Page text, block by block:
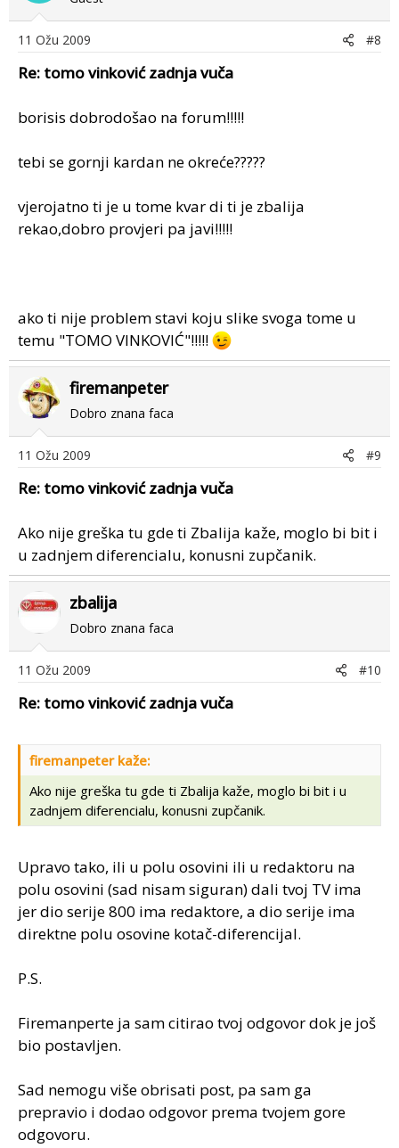
11 Ožu 2009 #8
Re: tomo vinković zadnja vuča
borisis dobrodošao na forum!!!!!
tebi se gornji kardan ne okreće?????
vjerojatno ti je u tome kvar di ti je zbalija
rekao,dobro provjeri pa javi!!!!!
ako ti nije problem stavi koju slike svoga tome u
temu "TOMO VINKOVIĆ"!!!!!
firemanpeter
Dobro znana faca
11 Ožu 2009 #9
Re: tomo vinković zadnja vuča
Ako nije greška tu gde ti Zbalija kaže, moglo bi bit i
u zadnjem diferencialu, konusni zupčanik.
zbalija
Dobro znana faca
11 Ožu 2009 #10
Re: tomo vinković zadnja vuča
firemanpeter kaže:
Ako nije greška tu gde ti Zbalija kaže, moglo bi bit i u
zadnjem diferencialu, konusni zupčanik.
Upravo tako, ili u polu osovini ili u redaktoru na
polu osovini (sad nisam siguran) dali tvoj TV ima
jer dio serije 800 ima redaktore, a dio serije ima
direktne polu osovine kotač-diferencijal.
P.S.
Firemanperte ja sam citirao tvoj odgovor dok je još
bio postavljen.
Sad nemogu više obrisati post, pa sam ga
prepravio i dodao odgovor prema tvojem gore
odgovoru.